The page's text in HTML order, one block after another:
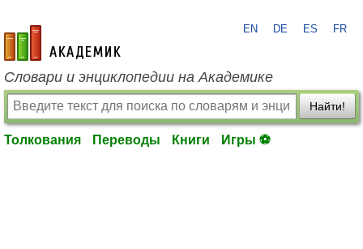
academic.ru
EN DE ES FR
Словари и энциклопедии на Академике
Найти!
Толкования Переводы Книги Игры ⚽